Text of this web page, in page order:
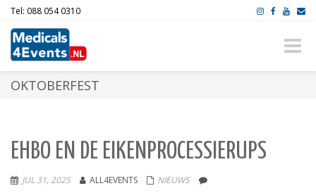
Tel: 088 054 0310
Toggle
OKTOBERFEST
EHBO EN DE EIKENPROCESSIERUPS
JUL 31, 2025 ALL4EVENTS NIEUWS